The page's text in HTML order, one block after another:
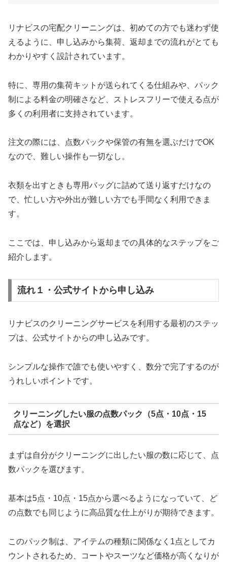
リナビスの宅配クリーニングは、初めての方でも迷わず使
えるように、申し込みから集荷、返却までの流れがとても
わかりやすく設計されています。
特に、専用の集荷キットが送られてくる仕組みや、パック
制による料金の明確さなど、ストレスフリーで使える点が
多くの利用者に支持されています。
注文の際には、点数パックや保管の有無を選ぶだけでOK
なので、難しい操作も一切なし。
衣類を出すときも専用バッグに詰めて送り返すだけなの
で、忙しい方や外出が難しい方でも手間なく利用できま
す。
ここでは、申し込みから返却までの具体的なステップをご
紹介します。
流れ１・公式サイトから申し込み
リナビスのクリーニングサービスを利用する最初のステッ
プは、公式サイトからの申し込みです。
シンプルな操作で誰でも使いやすく、数分で完了するのが
うれしいポイントです。
クリーニングしたい服の点数パック（5点・10点・15
点など）を選択
まずは自分がクリーニングに出したい服の数に応じて、点
数パックを選びます。
基本は5点・10点・15点から選べるようになっていて、ど
の点数でも同じように高品質な仕上がりが期待できます。
このパック制は、アイテムの種類に関係なく1点としてカ
ウントされるため、コートやスーツなど価格が高くなりが